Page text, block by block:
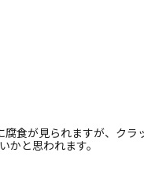
食が見られますが、クラ
かと思われます。